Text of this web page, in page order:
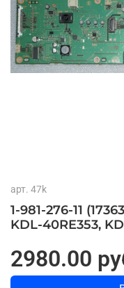
арт. 47k
1-981-276-11
KDL-40RE353,
2980.00